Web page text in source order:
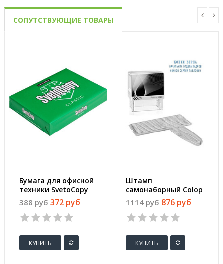
СОПУТСТВУЮЩИЕ ТОВАРЫ
Бумага для офисной
техники SvetoCopy
(A4, марка C, 80 г/
кв.м, 500 листов)
388 руб 372 руб
КУПИТЬ
Штамп
самонаборный Colop
Printer 20-3-Set
пластиковый с
персонализацией 3
1114 руб 876 руб
КУПИТЬ